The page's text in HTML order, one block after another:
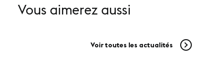
Vous aimerez aussi
Voir toutes les actualités